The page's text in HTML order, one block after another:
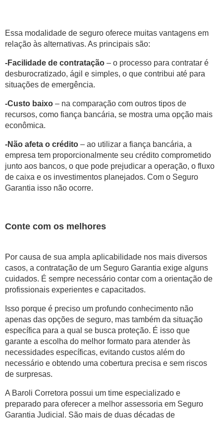
Essa modalidade de seguro oferece muitas vantagens em
relação às alternativas. As principais são:
-Facilidade de contratação – o processo para contratar é
desburocratizado, ágil e simples, o que contribui até para
situações de emergência.
-Custo baixo – na comparação com outros tipos de
recursos, como fiança bancária, se mostra uma opção mais
econômica.
-Não afeta o crédito – ao utilizar a fiança bancária, a
empresa tem proporcionalmente seu crédito comprometido
junto aos bancos, o que pode prejudicar a operação, o fluxo
de caixa e os investimentos planejados. Com o Seguro
Garantia isso não ocorre.
Conte com os melhores
Por causa de sua ampla aplicabilidade nos mais diversos
casos, a contratação de um Seguro Garantia exige alguns
cuidados. É sempre necessário contar com a orientação de
profissionais experientes e capacitados.
Isso porque é preciso um profundo conhecimento não
apenas das opções de seguro, mas também da situação
específica para a qual se busca proteção. É isso que
garante a escolha do melhor formato para atender às
necessidades específicas, evitando custos além do
necessário e obtendo uma cobertura precisa e sem riscos
de surpresas.
A Baroli Corretora possui um time especializado e
preparado para oferecer a melhor assessoria em Seguro
Garantia Judicial. São mais de duas décadas de